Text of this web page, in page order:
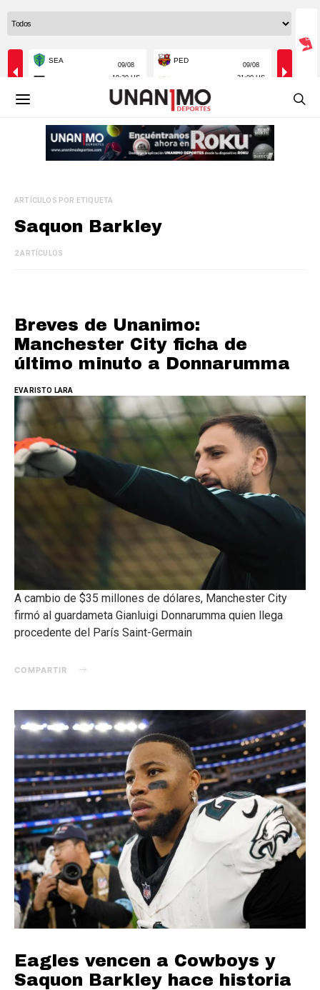
ARTÍCULOS POR ETIQUETA
Saquon Barkley
2 ARTÍCULOS
Breves de Unanimo:
Manchester City ficha de
último minuto a Donnarumma
EVARISTO LARA
A cambio de $35 millones de dólares, Manchester City
firmó al guardameta Gianluigi Donnarumma quien llega
procedente del París Saint-Germain
COMPARTIR
Eagles vencen a Cowboys y
Saquon Barkley hace historia